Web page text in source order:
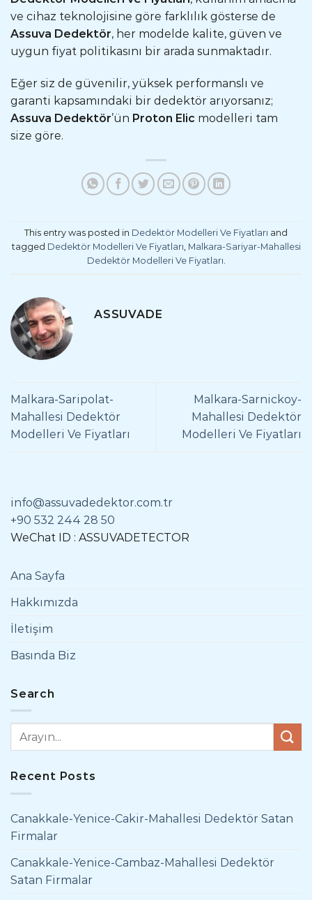
ve cihaz teknolojisine göre farklılık gösterse de
Assuva Dedektör, her modelde kalite, güven ve
uygun fiyat politikasını bir arada sunmaktadır.
Eğer siz de güvenilir, yüksek performanslı ve
garanti kapsamındaki bir dedektör arıyorsanız;
Assuva Dedektör’ün Proton Elic modelleri tam
size göre.
This entry was posted in Dedektör Modelleri Ve Fiyatları and
tagged Dedektör Modelleri Ve Fiyatları, Malkara-Sariyar-Mahallesi
Dedektör Modelleri Ve Fiyatları.
ASSUVADE
Malkara-Saripolat-
Mahallesi Dedektör
Modelleri Ve Fiyatları
Malkara-Sarnickoy-
Mahallesi Dedektör
Modelleri Ve Fiyatları
info@assuvadedektor.com.tr
+90 532 244 28 50
WeChat ID : ASSUVADETECTOR
Ana Sayfa
Hakkımızda
İletişim
Basında Biz
Search
Recent Posts
Canakkale-Yenice-Cakir-Mahallesi Dedektör Satan
Firmalar
Canakkale-Yenice-Cambaz-Mahallesi Dedektör
Satan Firmalar